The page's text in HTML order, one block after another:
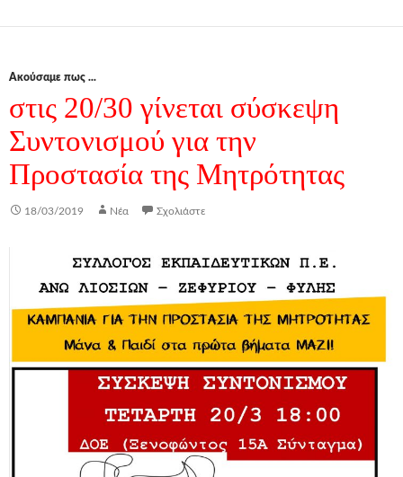
Ακούσαμε πως ...
στις 20/30 γίνεται σύσκεψη
Συντονισμού για την
Προστασία της Μητρότητας
18/03/2019 Νέα Σχολιάστε